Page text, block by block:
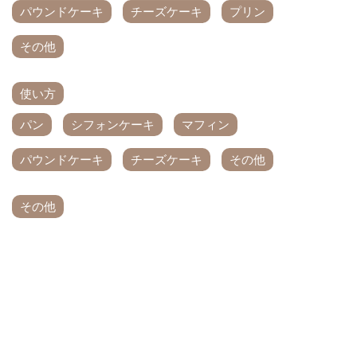
パウンドケーキ チーズケーキ プリン
その他
使い方
パン シフォンケーキ マフィン
パウンドケーキ チーズケーキ その他
その他